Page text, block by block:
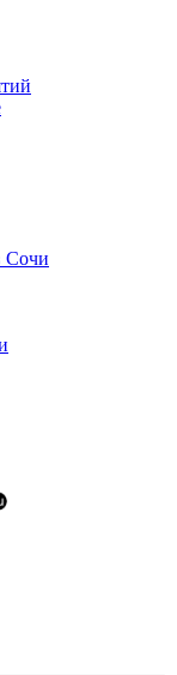
Сочи